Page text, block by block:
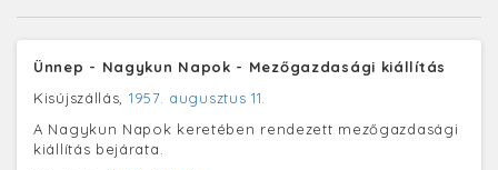
Ünnep - Nagykun Napok - Mezőgazdasági kiállítás
Kisújszállás, 1957. augusztus 11.
A Nagykun Napok keretében rendezett mezőgazdasági
kiállítás bejárata.